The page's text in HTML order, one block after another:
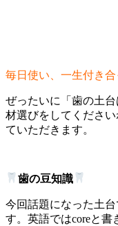
毎日使い、一生付き合
ぜったいに「歯の土
材選びをしてくださ
ていただきます。
歯の豆知識
今回話題になった土
す。英語ではcoreと